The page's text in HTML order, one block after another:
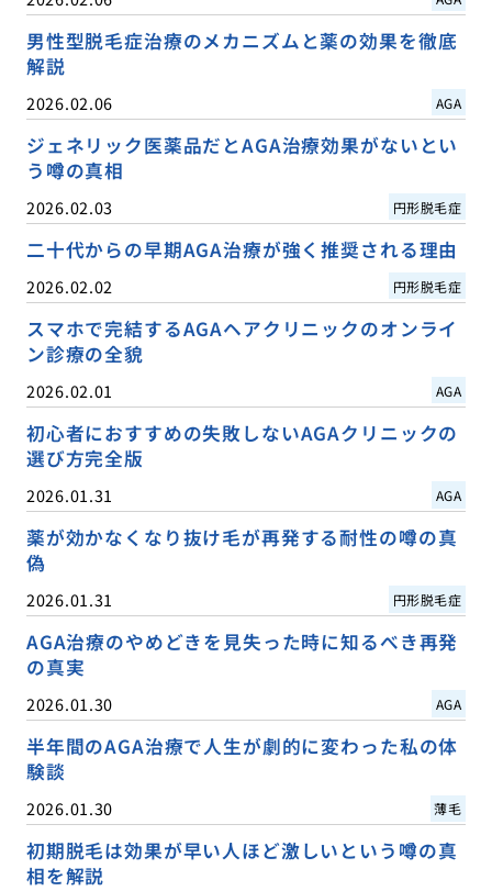
男性型脱毛症治療のメカニズムと薬の効果を徹底
解説
2026.02.06 AGA
ジェネリック医薬品だとAGA治療効果がないとい
う噂の真相
2026.02.03 円形脱毛症
二十代からの早期AGA治療が強く推奨される理由
2026.02.02 円形脱毛症
スマホで完結するAGAヘアクリニックのオンライ
ン診療の全貌
2026.02.01 AGA
初心者におすすめの失敗しないAGAクリニックの
選び方完全版
2026.01.31 AGA
薬が効かなくなり抜け毛が再発する耐性の噂の真
偽
2026.01.31 円形脱毛症
AGA治療のやめどきを見失った時に知るべき再発
の真実
2026.01.30 AGA
半年間のAGA治療で人生が劇的に変わった私の体
験談
2026.01.30 薄毛
初期脱毛は効果が早い人ほど激しいという噂の真
相を解説